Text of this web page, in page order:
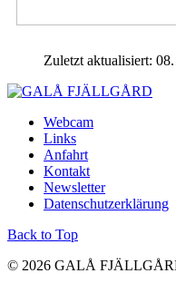
Zuletzt aktualisiert:
Webcam
Links
Anfahrt
Kontakt
Newsletter
Datenschutzerklärung
Back to Top
© 2026 GALÅ